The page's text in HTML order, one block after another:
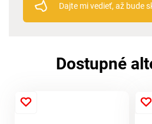
Dajte mi vedieť, až bude
Dostupné